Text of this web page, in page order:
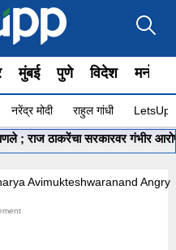
मुंबई पुणे विदेश
नरेंद्र मोदी राहुल गांधी
ठाकरेंचा सरकारवर गंभीर आरोप •
Avimukteshwaranand